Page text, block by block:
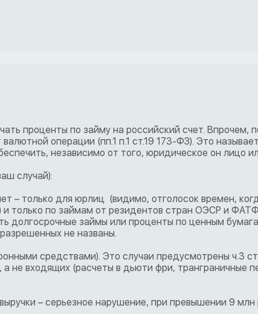
проценты по займу на российский счет. Впрочем,
операции (пп.1 п.1 ст.19 173-ФЗ). Это
независимо от того, юридическое он лицо
случай):
– только для юрлиц (видимо, отголосок времен,
только по займам от резидентов стран ОЭСР и ФАТФ
долгосрочные займы или проценты по ценным
не названы.
средствами). Это случаи предусмотрены ч.3
не входящих (расчеты в дьюти фри, транграничные
– серьезное нарушение, при превышении 9 млн